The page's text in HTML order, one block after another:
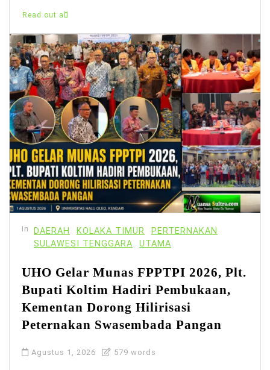
Read out all
In DAERAH KOLAKA TIMUR
PERTERNAKAN
SULAWESI TENGGARA
UTAMA
UHO Gelar Munas FPPTPI 2026, Plt.
Bupati Koltim Hadiri Pembukaan,
Kementan Dorong Hilirisasi
Peternakan Swasembada Pangan
Agustus 1, 2026 579 words